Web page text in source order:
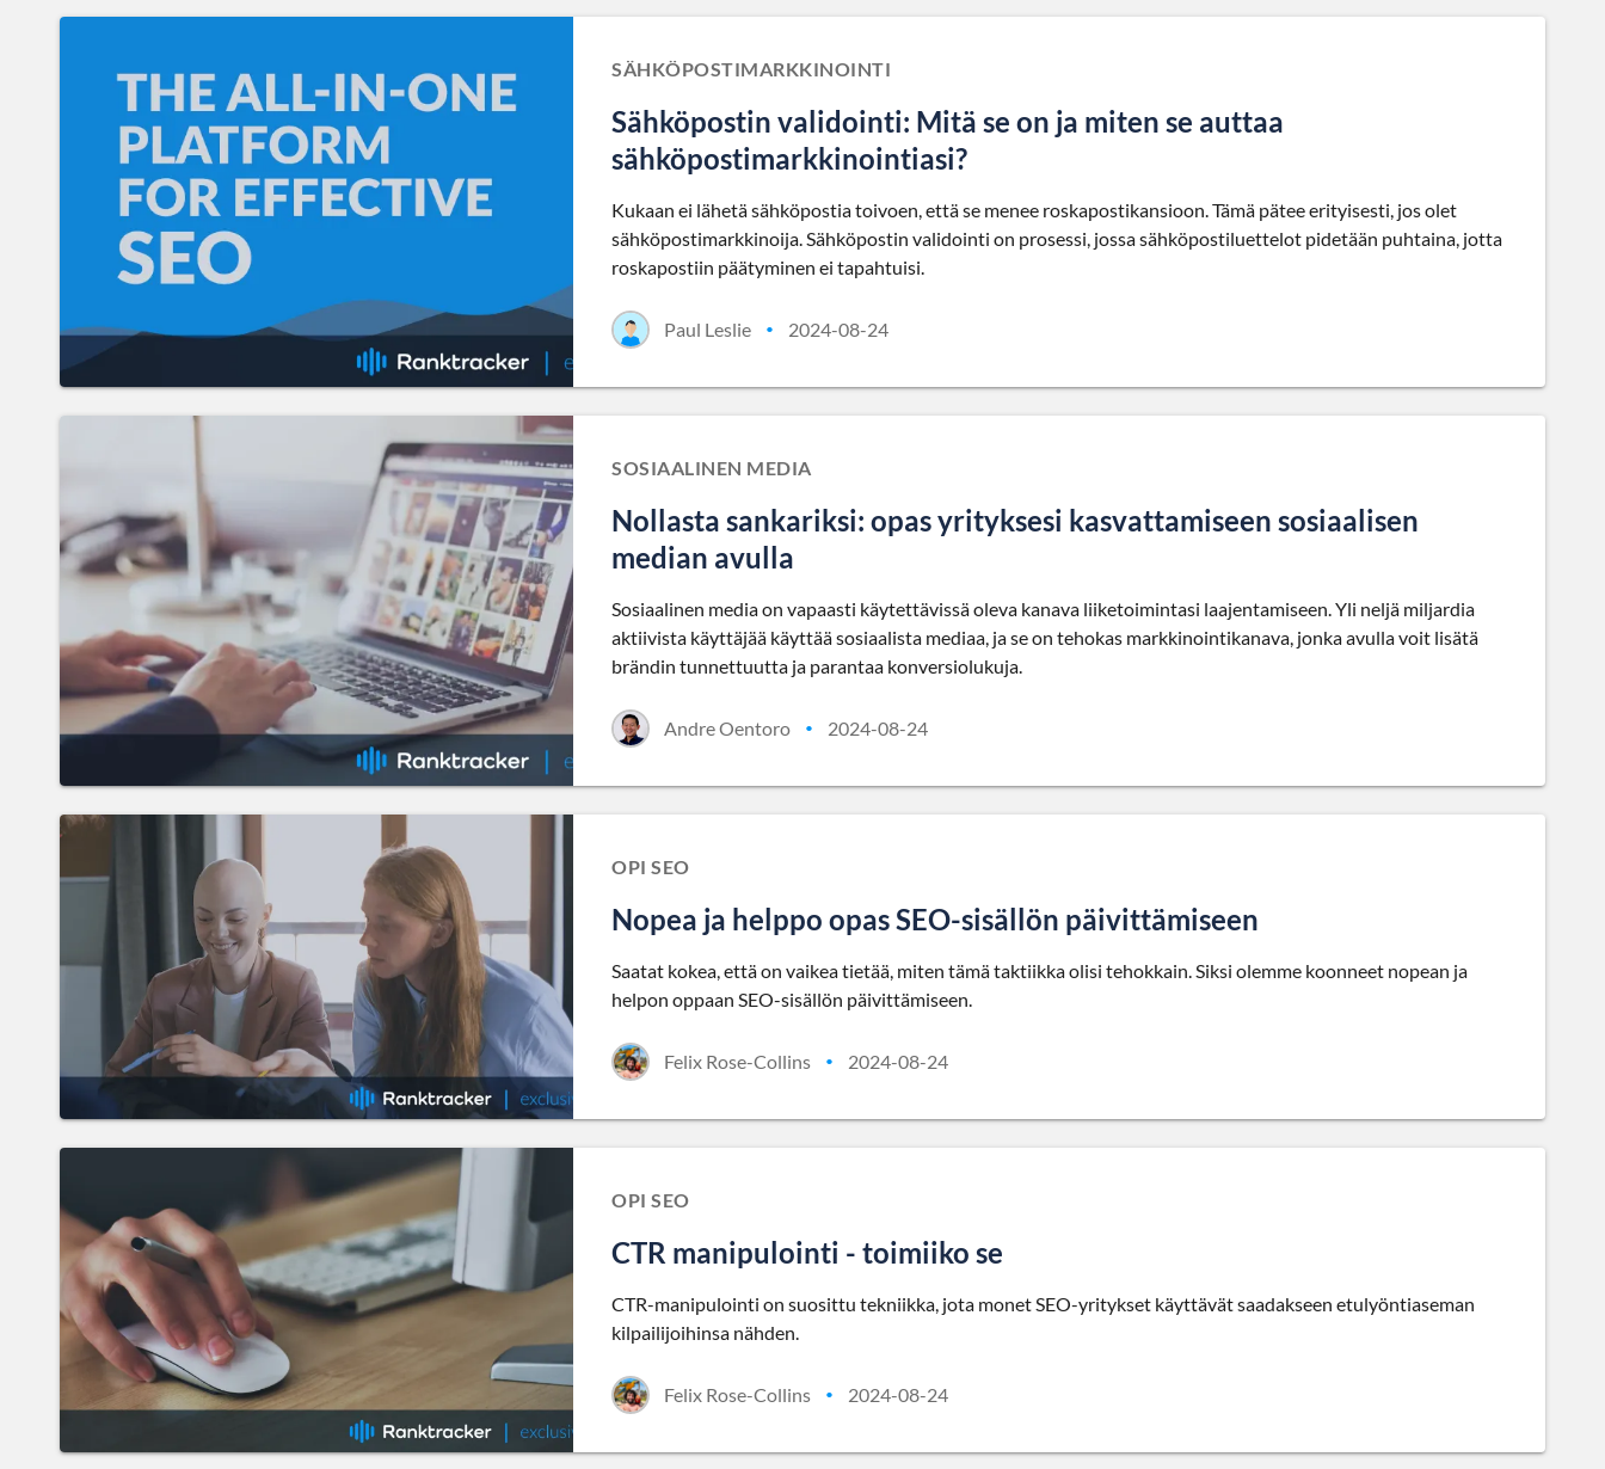
SÄHKÖPOSTIMARKKINOINTI
Sähköpostin validointi: Mitä se on ja miten se auttaa
sähköpostimarkkinointiasi?
Kukaan ei lähetä sähköpostia toivoen, että se menee roskapostikansioon. Tämä pätee erityisesti, jos olet
sähköpostimarkkinoija. Sähköpostin validointi on prosessi, jossa sähköpostiluettelot pidetään puhtaina, jotta
roskapostiin päätyminen ei tapahtuisi.
Paul Leslie • 2024-08-24
SOSIAALINEN MEDIA
Nollasta sankariksi: opas yrityksesi kasvattamiseen sosiaalisen
median avulla
Sosiaalinen media on vapaasti käytettävissä oleva kanava liiketoimintasi laajentamiseen. Yli neljä miljardia
aktiivista käyttäjää käyttää sosiaalista mediaa, ja se on tehokas markkinointikanava, jonka avulla voit lisätä
brändin tunnettuutta ja parantaa konversiolukuja.
Andre Oentoro • 2024-08-24
OPI SEO
Nopea ja helppo opas SEO-sisällön päivittämiseen
Saatat kokea, että on vaikea tietää, miten tämä taktiikka olisi tehokkain. Siksi olemme koonneet nopean ja
helpon oppaan SEO-sisällön päivittämiseen.
Felix Rose-Collins • 2024-08-24
OPI SEO
CTR manipulointi - toimiiko se
CTR-manipulointi on suosittu tekniikka, jota monet SEO-yritykset käyttävät saadakseen etulyöntiaseman
kilpailijoihinsa nähden.
Felix Rose-Collins • 2024-08-24